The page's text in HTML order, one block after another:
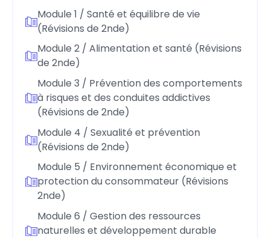
Module 1 / Santé et équilibre de vie
(Révisions de 2nde)
Module 2 / Alimentation et santé (Révisions
de 2nde)
Module 3 / Prévention des comportements
à risques et des conduites addictives
(Révisions de 2nde)
Module 4 / Sexualité et prévention
(Révisions de 2nde)
Module 5 / Environnement économique et
protection du consommateur (Révisions
2nde)
Module 6 / Gestion des ressources
naturelles et développement durable